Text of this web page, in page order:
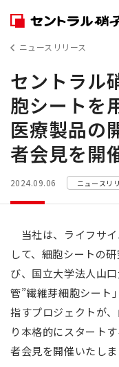
ニュースリリース
セントラル
胞シートを
医療製品の
者会見を開
2024.09.06 ニュースリ
当社は、ライフサ
して、細胞シートの
び、国立大学法人山
管”繊維芽細胞シート
指すプロジェクトが
り本格的にスタート
者会見を開催いたしま